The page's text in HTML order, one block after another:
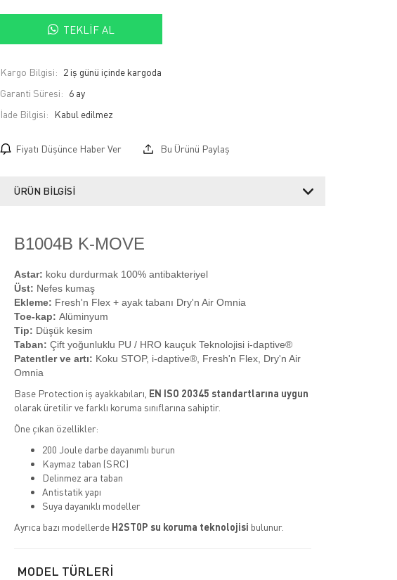
TEKLIF AL
Kargo Bilgisi: 2 iş günü içinde kargoda
Garanti Süresi: 6 ay
İade Bilgisi:
Fiyatı Düşünce Haber Ver Bu Ürünü Paylaş
ÜRÜN BILGISI
B1004B K-MOVE
Astar: koku durdurmak 100% antibakteriyel
Üst: Nefes kumaş
Ekleme: Fresh'n Flex + ayak tabanı Dry'n Air Omnia
Toe-kap: Alüminyum
Tip: Düşük kesim
Taban: Çift yoğunluklu PU / HRO kauçuk Teknolojisi i-daptive®
Patentler ve artı: Koku STOP, i-daptive®, Fresh'n Flex, Dry'n Air
Omnia
Base Protection iş ayakkabıları, EN ISO 20345 standartlarına uygun
olarak üretilir ve farklı koruma sınıflarına sahiptir.
Öne çıkan özellikler:
200 Joule darbe dayanımlı burun
Kaymaz taban (SRC)
Delinmez ara taban
Antistatik yapı
Suya dayanıklı modeller
Ayrıca bazı modellerde H2ST0P su koruma teknolojisi bulunur.
MODEL TÜRLERİ